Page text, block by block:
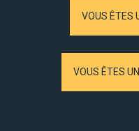
VOUS ÊTES
VOUS ÊTES